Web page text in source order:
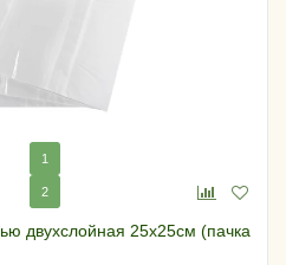
1
2
двухслойная 25х25см (пачка